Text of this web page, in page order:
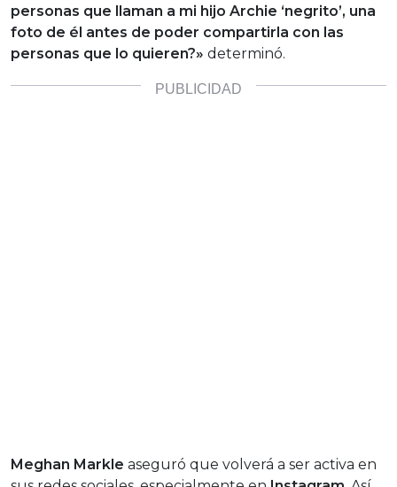
personas que llaman a mi hijo Archie ‘negrito’, una
foto de él antes de poder compartirla con las
personas que lo quieren?» determinó.
Meghan Markle aseguró que volverá a ser activa en